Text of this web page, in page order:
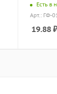
Есть в
Арт.: ГФ-
19.88